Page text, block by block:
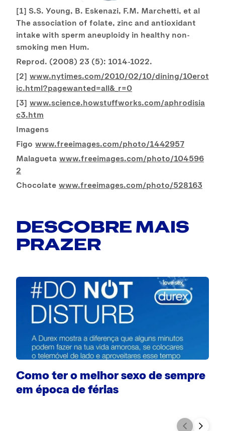
[1] S.S. Young, B. Eskenazi, F.M. Marchetti, et al
The association of folate, zinc and antioxidant
intake with sperm aneuploidy in healthy non-
smoking men Hum.
Reprod. (2008) 23 (5): 1014-1022.
[2] www.nytimes.com/2010/02/10/dining/10erot
ic.html?pagewanted=all&_r=0
[3] www.science.howstuffworks.com/aphrodisia
c3.htm
Imagens
Figo www.freeimages.com/photo/1442957
Malagueta www.freeimages.com/photo/104596
2
Chocolate www.freeimages.com/photo/528163
DESCOBRE MAIS
PRAZER
Como ter o melhor sexo de sempre
em época de férias